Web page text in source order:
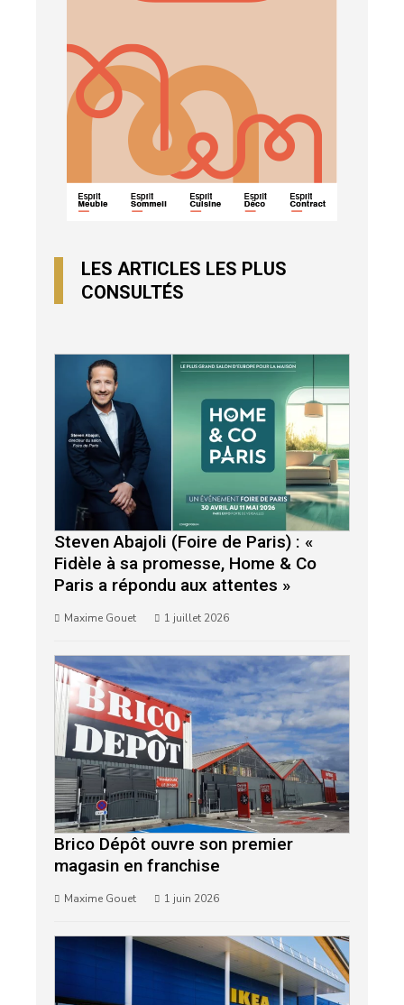
LES ARTICLES LES PLUS
CONSULTÉS
Steven Abajoli (Foire de Paris) : «
Fidèle à sa promesse, Home & Co
Paris a répondu aux attentes »
Maxime Gouet 1 juillet 2026
Brico Dépôt ouvre son premier
magasin en franchise
Maxime Gouet 1 juin 2026